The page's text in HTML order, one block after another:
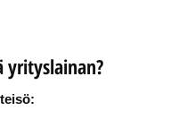
yrityslainan?